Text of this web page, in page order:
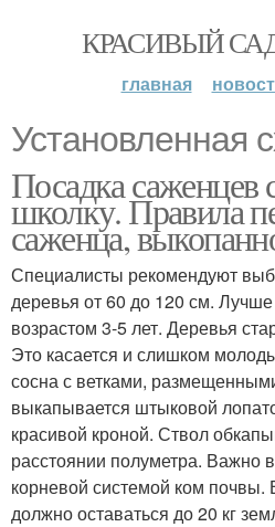
КРАСИВЫЙ
главная
Установленная
Посадка саженцев
школку. Правила
саженца,
Специалисты рекомендуют
деревья от 60 до 120 см.
возрастом 3-5 лет. Деревья
Это касается и слишком
сосна с ветками,
выкапывается штыковой
красивой кроной. Ствол
расстоянии полуметра. Важно
корневой системой ком почвы.
должно оставаться до 20 кг